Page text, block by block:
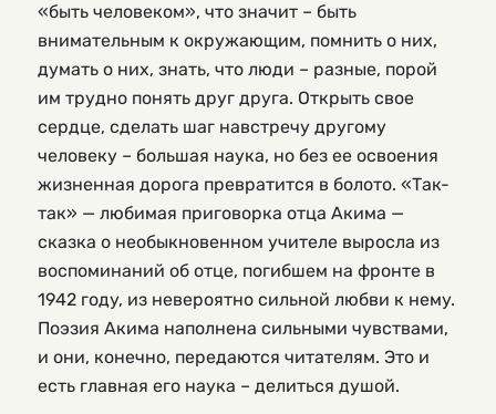
«быть человеком», что значит – быть
внимательным к окружающим, помнить о них,
думать о них, знать, что люди – разные, порой
им трудно понять друг друга. Открыть свое
сердце, сделать шаг навстречу другому
человеку – большая наука, но без ее освоения
жизненная дорога превратится в болото. «Так-
так» — любимая приговорка отца Акима —
сказка о необыкновенном учителе выросла из
воспоминаний об отце, погибшем на фронте в
1942 году, из невероятно сильной любви к нему.
Поэзия Акима наполнена сильными чувствами,
и они, конечно, передаются читателям. Это и
есть главная его наука – делиться душой.